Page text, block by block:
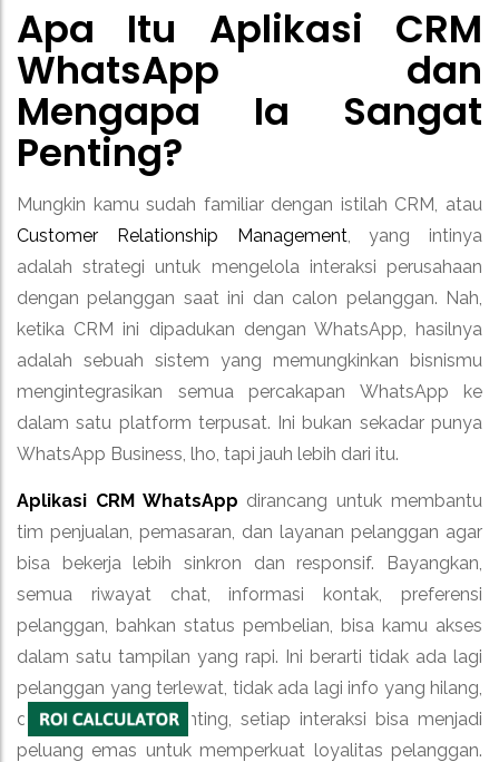
Apa Itu Aplikasi CRM
WhatsApp dan
Mengapa Ia Sangat
Penting?
Mungkin kamu sudah familiar dengan istilah CRM, atau
Customer Relationship Management, yang intinya
adalah strategi untuk mengelola interaksi perusahaan
dengan pelanggan saat ini dan calon pelanggan. Nah,
ketika CRM ini dipadukan dengan WhatsApp, hasilnya
adalah sebuah sistem yang memungkinkan bisnismu
mengintegrasikan semua percakapan WhatsApp ke
dalam satu platform terpusat. Ini bukan sekadar punya
WhatsApp Business, lho, tapi jauh lebih dari itu.
Aplikasi CRM WhatsApp dirancang untuk membantu
tim penjualan, pemasaran, dan layanan pelanggan agar
bisa bekerja lebih sinkron dan responsif. Bayangkan,
semua riwayat chat, informasi kontak, preferensi
pelanggan, bahkan status pembelian, bisa kamu akses
dalam satu tampilan yang rapi. Ini berarti tidak ada lagi
pelanggan yang terlewat, tidak ada lagi info yang hilang,
dan yang paling penting, setiap interaksi bisa menjadi
peluang emas untuk memperkuat loyalitas pelanggan.